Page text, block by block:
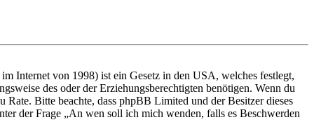
Internet von 1998) ist ein Gesetz in den USA, welches festlegt,
des oder der Erziehungsberechtigten benötigen. Wenn du
Bitte beachte, dass phpBB Limited und der Besitzer dieses
der Frage „An wen soll ich mich wenden, falls es Beschwerden